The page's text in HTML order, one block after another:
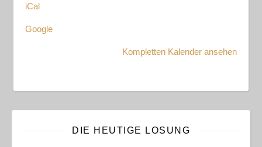
iCal
Google
Kompletten Kalender ansehen
DIE HEUTIGE LOSUNG